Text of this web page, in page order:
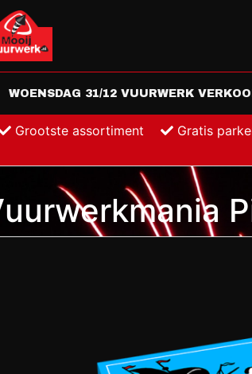
WOENSDAG 31/12 VUURWERK
Grootste assortiment Gratis